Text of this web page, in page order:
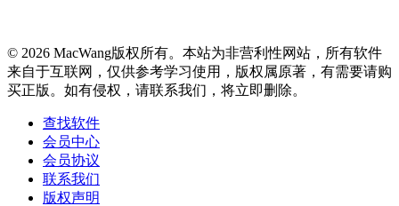
© 2026 MacWang版权所有。本站为非营利性网站，所有软件
来自于互联网，仅供参考学习使用，版权属原著，有需要请购
买正版。如有侵权，请联系我们，将立即删除。
查找软件
会员中心
会员协议
联系我们
版权声明